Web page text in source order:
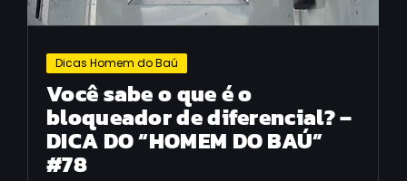
Dicas Homem do Baú
Você sabe o que é o
bloqueador de diferencial? –
DICA DO “HOMEM DO BAÚ”
#78